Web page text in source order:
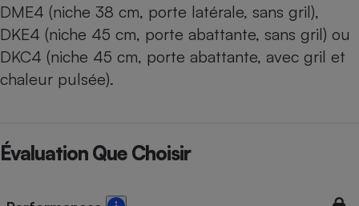
DME4 (niche 38 cm, porte latérale, sans gril),
DKE4 (niche 45 cm, porte abattante, sans gril) ou
DKC4 (niche 45 cm, porte abattante, avec gril et
chaleur pulsée).
Évaluation Que Choisir